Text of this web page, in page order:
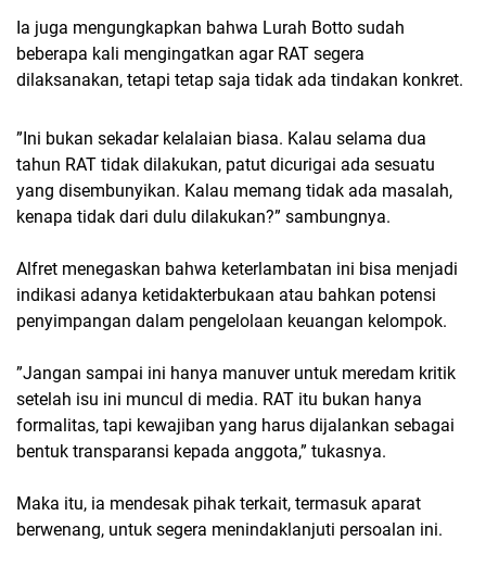
Ia juga mengungkapkan bahwa Lurah Botto sudah
beberapa kali mengingatkan agar RAT segera
dilaksanakan, tetapi tetap saja tidak ada tindakan konkret.
”Ini bukan sekadar kelalaian biasa. Kalau selama dua
tahun RAT tidak dilakukan, patut dicurigai ada sesuatu
yang disembunyikan. Kalau memang tidak ada masalah,
kenapa tidak dari dulu dilakukan?” sambungnya.
Alfret menegaskan bahwa keterlambatan ini bisa menjadi
indikasi adanya ketidakterbukaan atau bahkan potensi
penyimpangan dalam pengelolaan keuangan kelompok.
”Jangan sampai ini hanya manuver untuk meredam kritik
setelah isu ini muncul di media. RAT itu bukan hanya
formalitas, tapi kewajiban yang harus dijalankan sebagai
bentuk transparansi kepada anggota,” tukasnya.
Maka itu, ia mendesak pihak terkait, termasuk aparat
berwenang, untuk segera menindaklanjuti persoalan ini.